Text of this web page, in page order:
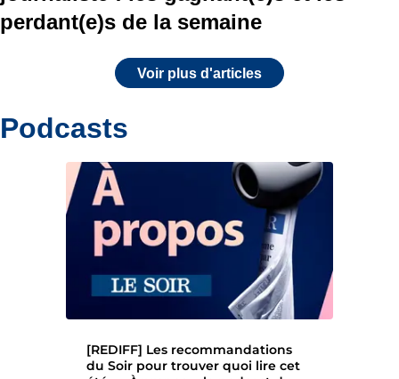
perdant(e)s de la semaine
Voir plus d'articles
Podcasts